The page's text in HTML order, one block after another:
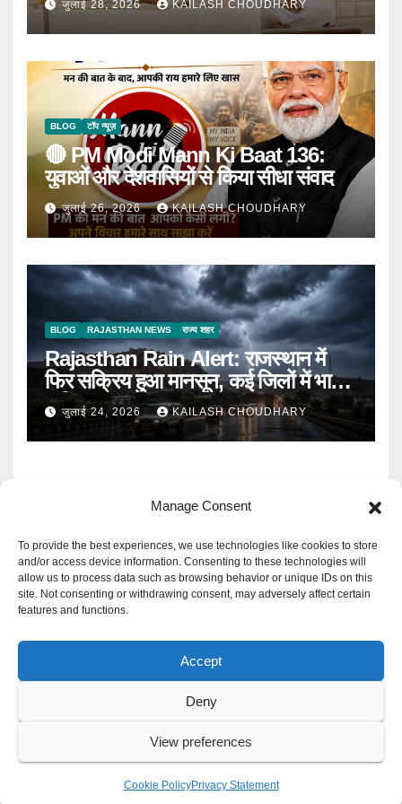
Manage Consent
To provide the best experiences, we use technologies like cookies to store
and/or access device information. Consenting to these technologies will
allow us to process data such as browsing behavior or unique IDs on this
site. Not consenting or withdrawing consent, may adversely affect certain
features and functions.
Accept
Deny
View preferences
Cookie PolicyPrivacy Statement
जुलाई 28, 2026 KAILASH CHOUDHARY
BLOG टॉप न्यूज़
🔴 PM Modi Mann Ki Baat 136:
युवाओं और देशवासियों से किया सीधा संवाद
जुलाई 26, 2026 KAILASH CHOUDHARY
BLOG RAJASTHAN NEWS राज्य शहर
Rajasthan Rain Alert: राजस्थान में
फिर सक्रिय हुआ मानसून, कई जिलों में भारी
बारिश का Alert
जुलाई 24, 2026 KAILASH CHOUDHARY
Mangal Media News
हर खबर पर नजर